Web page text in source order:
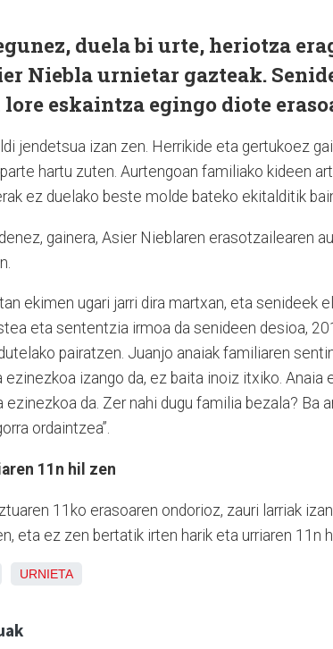
duela bi urte, heriotza
Niebla urnietar gazteak.
lore eskaintza egingo diote
jendetsua izan zen. Herrikide eta gertukoez
hartu zuten. Aurtengoan familiako kideen
ez duelako beste molde bateko ekitalditik
gainera, Asier Nieblaren erasotzailearen
ekimen ugari jarri dira martxan, eta senideek
eta sententzia irmoa da senideen desioa,
pairatzen. Juanjo anaiak familiaren
ezinezkoa izango da, ez baita inoiz itxiko.
ezinezkoa da. Zer nahi dugu familia bezala? Ba
ordaintzea”.
11n hil zen
11ko erasoaren ondorioz, zauri larriak
eta ez zen bertatik irten harik eta urriaren 11n
URNIETA